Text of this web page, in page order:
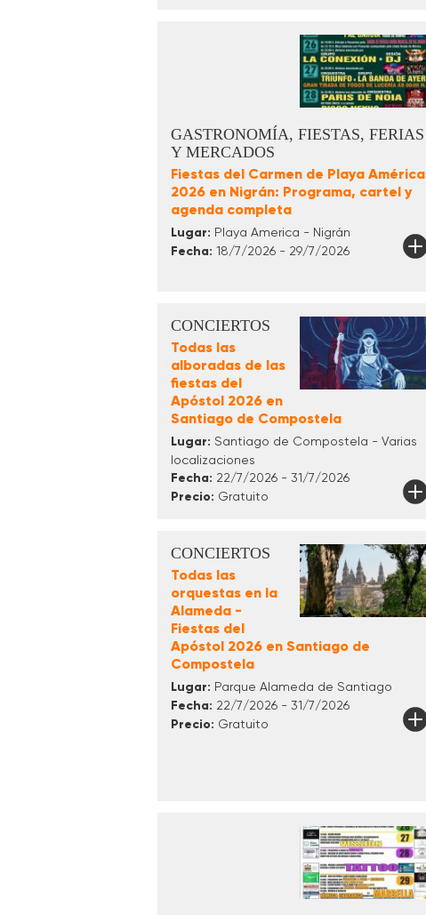
GASTRONOMÍA, FIESTAS, FERIAS
Y MERCADOS
Fiestas del Carmen de Playa América
2026 en Nigrán: Programa, cartel y
agenda completa
Lugar: Playa America - Nigrán
Fecha: 18/7/2026 - 29/7/2026
CONCIERTOS
Todas las
alboradas de las
fiestas del
Apóstol 2026 en
Santiago de Compostela
Lugar: Santiago de Compostela - Varias
localizaciones
Fecha: 22/7/2026 - 31/7/2026
Precio: Gratuito
CONCIERTOS
Todas las
orquestas en la
Alameda -
Fiestas del
Apóstol 2026 en Santiago de
Compostela
Lugar: Parque Alameda de Santiago
Fecha: 22/7/2026 - 31/7/2026
Precio: Gratuito